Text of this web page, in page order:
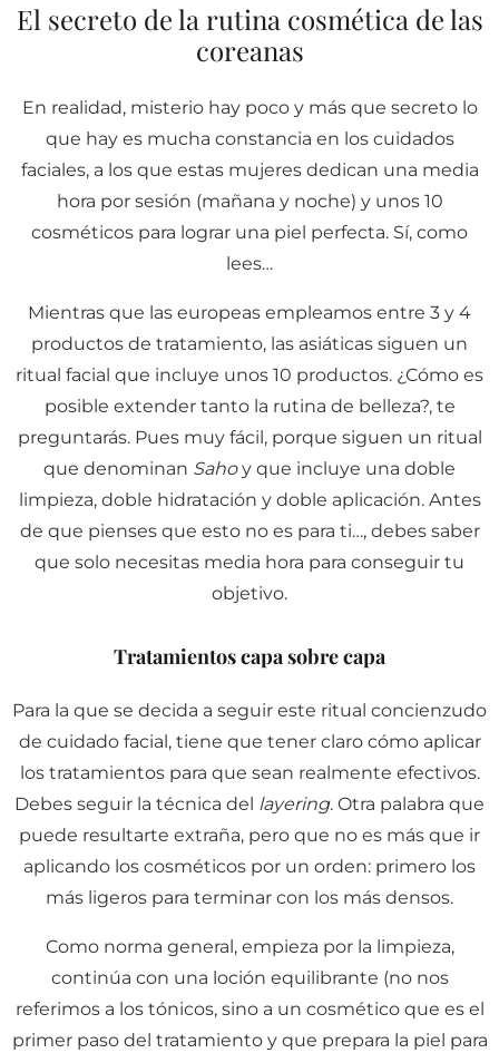
El secreto de la rutina cosmética de las
coreanas
En realidad, misterio hay poco y más que secreto lo
que hay es mucha constancia en los cuidados
faciales, a los que estas mujeres dedican una media
hora por sesión (mañana y noche) y unos 10
cosméticos para lograr una piel perfecta. Sí, como
lees…
Mientras que las europeas empleamos entre 3 y 4
productos de tratamiento, las asiáticas siguen un
ritual facial que incluye unos 10 productos. ¿Cómo es
posible extender tanto la rutina de belleza?, te
preguntarás. Pues muy fácil, porque siguen un ritual
que denominan Sahoy que incluye una doble
limpieza, doble hidratación y doble aplicación. Antes
de que pienses que esto no es para ti…, debes saber
que solo necesitas media hora para conseguir tu
objetivo.
Tratamientos capa sobre capa
Para la que se decida a seguir este ritual concienzudo
de cuidado facial, tiene que tener claro cómo aplicar
los tratamientos para que sean realmente efectivos.
Debes seguir la técnica del layering. Otra palabra que
puede resultarte extraña, pero que no es más que ir
aplicando los cosméticos por un orden: primero los
más ligeros para terminar con los más densos.
Como norma general, empieza por la limpieza,
continúa con una loción equilibrante (no nos
referimos a los tónicos, sino a un cosmético que es el
primer paso del tratamiento y que prepara la piel para